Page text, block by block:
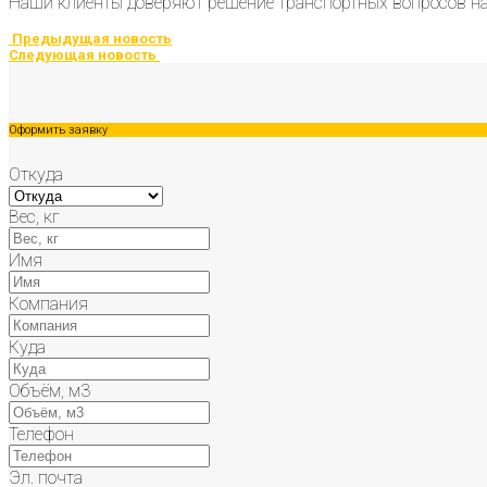
Предыдущая новость
Следующая новость
Оформить заявку
Откуда
Вес, кг
Имя
Компания
Куда
Объём, м3
Телефон
Эл. почта